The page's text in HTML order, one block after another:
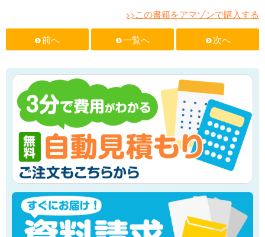
>>この書籍をアマゾンで購入する
f 前へ f 一覧へ f 次へ